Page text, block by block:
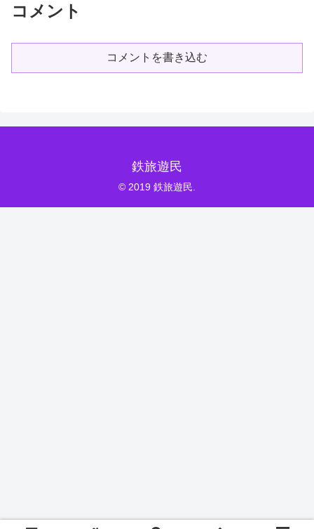
コメント
コメントを書き込む
鉄旅遊民
© 2019 鉄旅遊民.